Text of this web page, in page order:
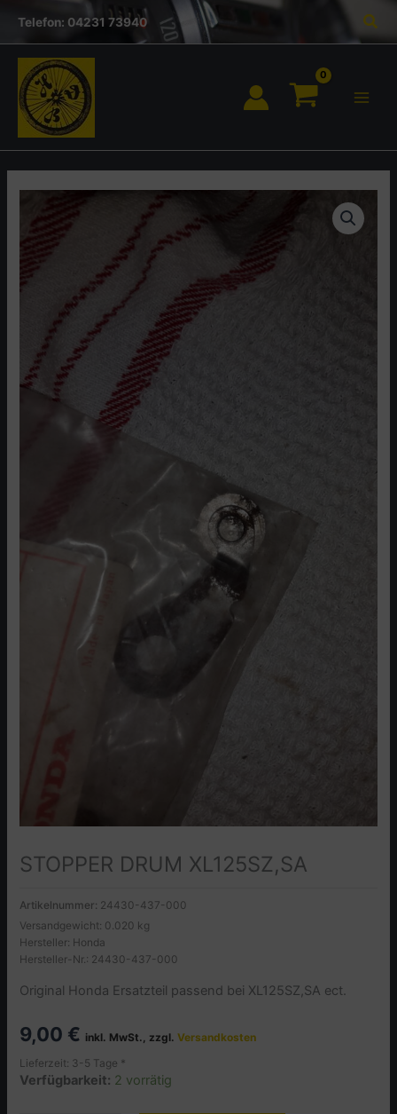
springen
Inhalt
Telefon: 04231 73940
STOPPER DRUM XL125SZ,SA
Artikelnummer: 24430-437-000
Versandgewicht: 0.020 kg
Hersteller: Honda
Hersteller-Nr.: 24430-437-000
Original Honda Ersatzteil passend bei XL125SZ,SA ect.
9,00 € inkl. MwSt., zzgl.Versandkosten
Lieferzeit: 3-5 Tage *
Verfügbarkeit: 2 vorrätig